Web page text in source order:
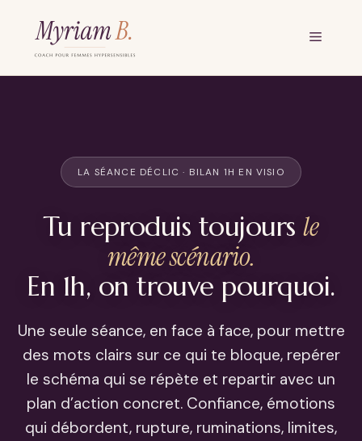
contenu
Menu
LA SÉANCE DÉCLIC · BILAN 1H EN VISIO
Tu reproduis toujoursle
même scénario.
En 1h, on trouve pourquoi.
Une seule séance, en face à face, pour mettre
des mots clairs sur ce qui te bloque, repérer
le schéma qui se répète et repartir avec un
plan d’action concret. Confiance, émotions
qui débordent, rupture, ruminations, limites,